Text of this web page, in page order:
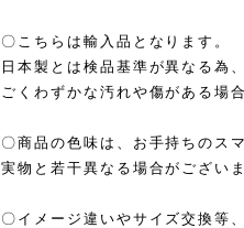
〇こちらは輸入品となります。
日本製とは検品基準が異なる為
ごくわずかな汚れや傷がある場
〇商品の色味は、お手持ちのス
実物と若干異なる場合がございま
〇イメージ違いやサイズ交換等